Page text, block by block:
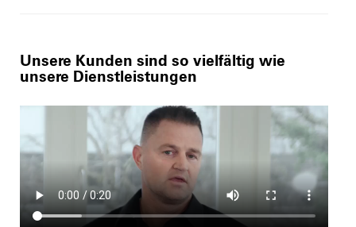
Unsere Kunden sind so vielfältig wie
unsere Dienstleistungen